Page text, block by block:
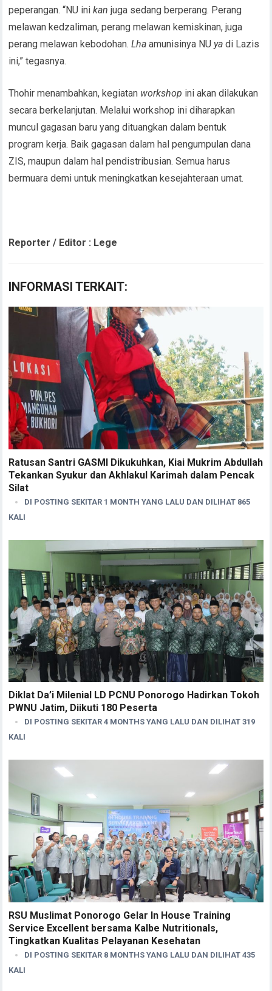
peperangan. “NU inikan juga sedang berperang. Perang
melawan kedzaliman, perang melawan kemiskinan, juga
perang melawan kebodohan.Lha amunisinya NU ya di Lazis
ini,” tegasnya.
Thohir menambahkan, kegiatan workshop ini akan dilakukan
secara berkelanjutan. Melalui workshop ini diharapkan
muncul gagasan baru yang dituangkan dalam bentuk
program kerja. Baik gagasan dalam hal pengumpulan dana
ZIS, maupun dalam hal pendistribusian. Semua harus
bermuara demi untuk meningkatkan kesejahteraan umat.
Reporter / Editor : Lege
INFORMASI TERKAIT:
Ratusan Santri GASMI Dikukuhkan, Kiai Mukrim Abdullah
Tekankan Syukur dan Akhlakul Karimah dalam Pencak
Silat
DI POSTING SEKITAR 1 MONTH YANG LALU DAN DILIHAT 865
KALI
Diklat Da’i Milenial LD PCNU Ponorogo Hadirkan Tokoh
PWNU Jatim, Diikuti 180 Peserta
DI POSTING SEKITAR 4 MONTHS YANG LALU DAN DILIHAT 319
KALI
RSU Muslimat Ponorogo Gelar In House Training
Service Excellent bersama Kalbe Nutritionals,
Tingkatkan Kualitas Pelayanan Kesehatan
DI POSTING SEKITAR 8 MONTHS YANG LALU DAN DILIHAT 435
KALI